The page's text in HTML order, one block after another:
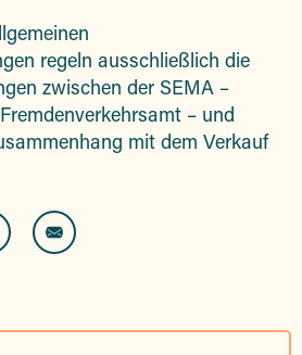
regeln ausschließlich die
zwischen der SEMA –
– und
mit dem Verkauf